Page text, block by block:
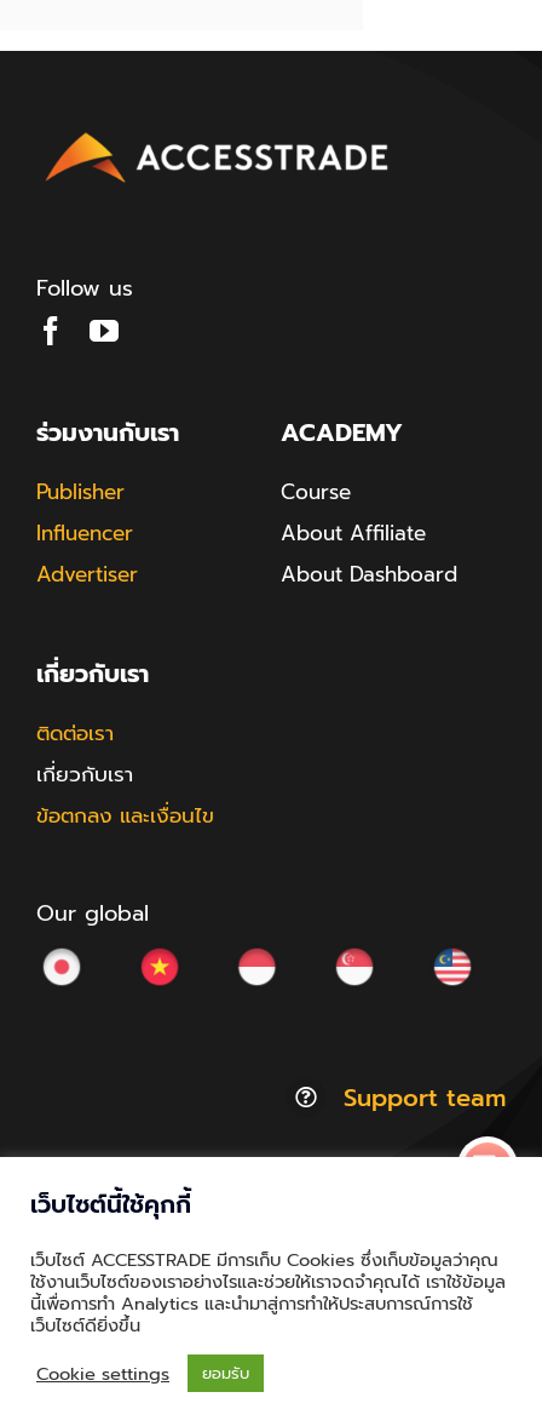
Follow us
ร่วมงานกับเรา
Publisher
Influencer
Advertiser
ACADEMY
Course
About Affiliate
About Dashboard
เกี่ยวกับเรา
ติดต่อเรา
เกี่ยวกับเรา
ข้อตกลง และเงื่อนไข
Our global
Support team
Thailand.a | All Rights Reserved
Privacy & Policy | Cookie Policy
เว็บไซต์นี้ใช้คุกกี้
เว็บไซต์ ACCESSTRADE มีการเก็บ Cookies ซึ่งเก็บข้อมูลว่าคุณ
ใช้งานเว็บไซต์ของเราอย่างไรและช่วยให้เราจดจำคุณได้ เราใช้ข้อมูล
นี้เพื่อการทำ Analytics และนำมาสู่การทำให้ประสบการณ์การใช้
เว็บไซต์ดียิ่งขึ้น
Cookie settings
ยอมรับ